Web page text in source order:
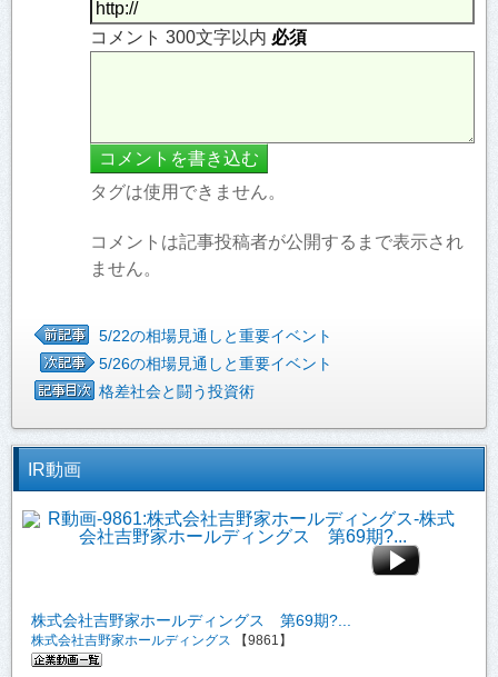
コメント 300文字以内 必須
タグは使用できません。
コメントは記事投稿者が公開するまで表示され
ません。
5/22の相場見通しと重要イベント
5/26の相場見通しと重要イベント
格差社会と闘う投資術
IR動画
株式会社吉野家ホールディングス 第69期?...
株式会社吉野家ホールディングス 【9861】